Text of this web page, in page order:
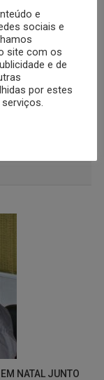
NATAL JUNTO
e
sociais e
site com os
e de
por estes